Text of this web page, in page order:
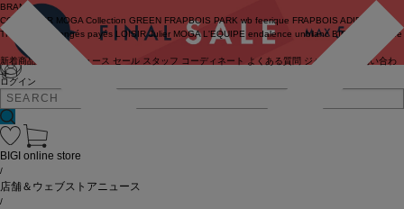
ログイン
BRAND
COUTURIER MOGA Collection GREEN FRAPBOIS PARK wb feerique FRAPBOIS ADIEU
TRISTESSE
congés payés LOISIR Julier MOGA L'EQUIPE endalence unbilanc BIGI online store
新着商品 ニュース セール スタッフ コーディネート よくある質問 ジャーナル
お問い合わ
せ
BIGI online store
/
店舗＆ウェブストアニュース
/